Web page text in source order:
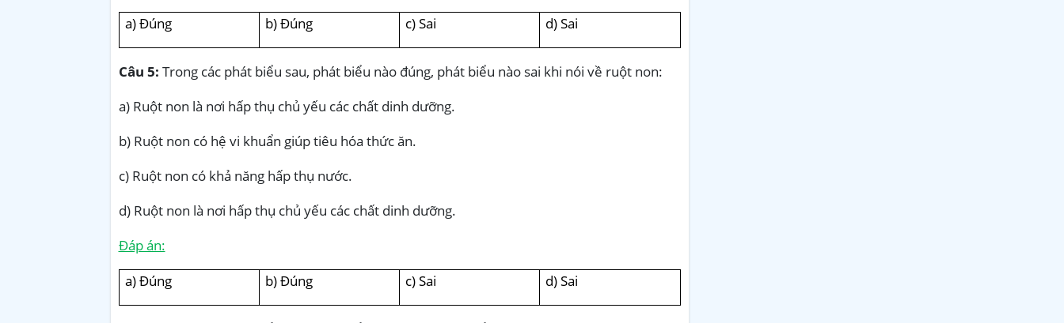
a) Đúng
b) Đúng c) Sai d) Sai
Câu 5: Trong các phát biểu sau, phát biểu nào đúng, phát biểu nào sai khi nói về ruột non:
a) Ruột non là nơi hấp thụ chủ yếu các chất dinh dưỡng.
b) Ruột non có hệ vi khuẩn giúp tiêu hóa thức ăn.
c) Ruột non có khả năng hấp thụ nước.
d) Ruột non là nơi hấp thụ chủ yếu các chất dinh dưỡng.
Đáp án:
a) Đúng
b) Đúng c) Sai d) Sai